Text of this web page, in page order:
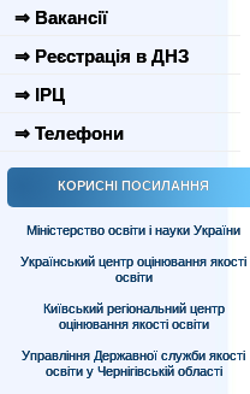
⇒ Вакансії
⇒ Реєстрація в ДНЗ
⇒ ІРЦ
⇒ Телефони
КОРИСНІ ПОСИЛАННЯ
Міністерство освіти і науки України
Український центр оцінювання якості
освіти
Київський регіональний центр
оцінювання якості освіти
Управління Державної служби якості
освіти у Чернігівській області